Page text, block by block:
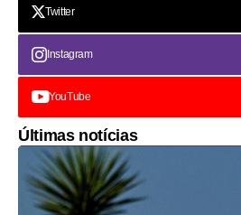
Twitter
Instagram
YouTube
Últimas notícias